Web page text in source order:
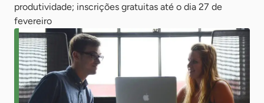
produtividade; inscrições gratuitas até o dia 27 de
fevereiro